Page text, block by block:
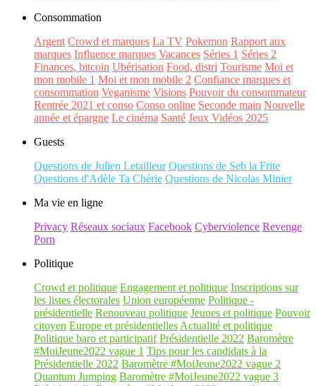
Consommation
Argent Crowd et marques La TV Pokemon Rapport aux
marques Influence marques Vacances Séries 1 Séries 2
Finances, bitcoin Ubérisation Food, distri Tourisme Moi et
mon mobile 1 Moi et mon mobile 2 Confiance marques et
consommation Veganisme Visions Pouvoir du consommateur
Rentrée 2021 et conso Conso online Seconde main Nouvelle
année et épargne Le cinéma Santé Jeux Vidéos 2025
Guests
Questions de Julien Letailleur Questions de Seb la Frite
Questions d'Adèle Ta Chérie Questions de Nicolas Minier
Ma vie en ligne
Privacy Réseaux sociaux Facebook Cyberviolence Revenge
Porn
Politique
Crowd et politique Engagement et politique Inscriptions sur
les listes électorales Union européenne Politique -
présidentielle Renouveau politique Jeunes et politique Pouvoir
citoyen Europe et présidentielles Actualité et politique
Politique baro et participatif Présidentielle 2022 Baromètre
#MoiJeune2022 vague 1 Tips pour les candidats à la
Présidentielle 2022 Baromètre #MoiJeune2022 vague 2
Quantum Jumping Baromètre #MoiJeune2022 vague 3